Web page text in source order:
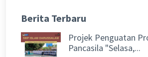
Berita Terbaru
Projek Penguatan
Pancasila "Selasa,...